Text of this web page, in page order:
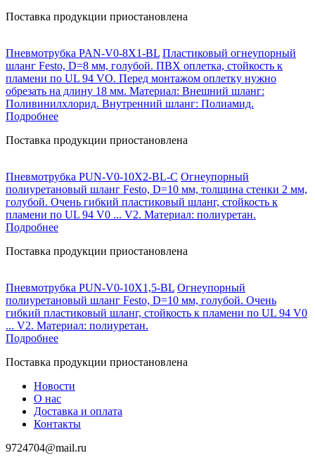
Поставка продукции приостановлена
Пневмотрубка PAN-V0-8X1-BL Пластиковый огнеупорный
шланг Festo, D=8 мм, голубой. ПВХ оплетка, стойкость к
пламени по UL 94 VO. Перед монтажом оплетку нужно
обрезать на длину 18 мм. Материал: Внешний шланг:
Поливинилхлорид. Внутренний шланг: Полиамид.
Подробнее
Поставка продукции приостановлена
Пневмотрубка PUN-V0-10X2-BL-C Огнеупорный
полиуретановый шланг Festo, D=10 мм, толщина стенки 2 мм,
голубой. Очень гибкий пластиковый шланг, стойкость к
пламени по UL 94 V0 ... V2. Материал: полиуретан.
Подробнее
Поставка продукции приостановлена
Пневмотрубка PUN-V0-10X1,5-BL Огнеупорный
полиуретановый шланг Festo, D=10 мм, голубой. Очень
гибкий пластиковый шланг, стойкость к пламени по UL 94 V0
... V2. Материал: полиуретан.
Подробнее
Поставка продукции приостановлена
Новости
О нас
Доставка и оплата
Контакты
9724704@mail.ru